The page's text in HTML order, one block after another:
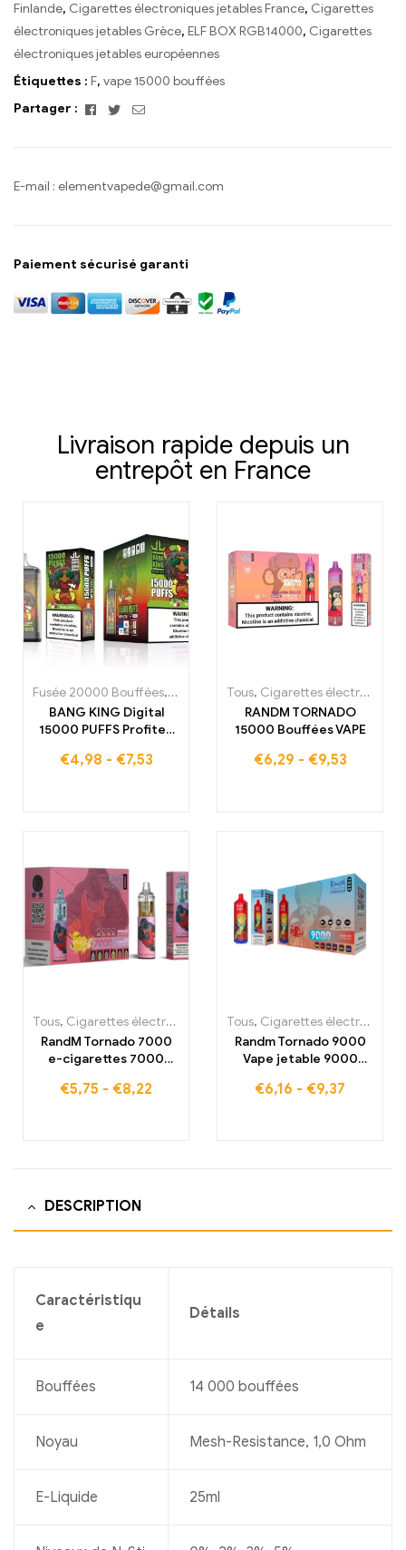
Finlande, Cigarettes électroniques jetables France, Cigarettes
électroniques jetables Grèce, ELF BOX RGB14000, Cigarettes
électroniques jetables européennes
Étiquettes : F, vape 15000 bouffées
Partager :
Facebook
TwitterEmail
E-mail : elementvapede@gmail.com
Paiement sécurisé garanti
Livraison rapide depuis un
entrepôt en France
Fusée 20000 Bouffées, Cigarettes électroniques jetables,
BANG KING Digital
15000 PUFFS Profitez
vapeur ultime
€4,98 - €7,53
Tous, Cigarettes électroniques jetables
RANDM TORNADO
15000 Bouffées VAPE
€6,29 - €9,53
Tous, Cigarettes électroniques jetables ,Cigarettes
RandM Tornado 7000
e-cigarettes 7000
en France
€5,75 - €8,22
Tous, Cigarettes électroniques jetables
Randm Tornado 9000
Vape jetable 9000
€6,16 - €9,37
DESCRIPTION
Caractéristiqu
e
Détails
Bouffées 14 000 bouffées
Noyau Mesh-Resistance, 1,0 Ohm
E-Liquide 25ml